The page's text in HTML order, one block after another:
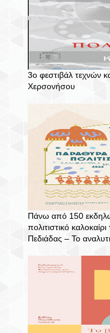
3ο φεστιβάλ τεχνών
Χερσονήσου
Πάνω από 150
πολιτιστικό
Πεδιάδας – To